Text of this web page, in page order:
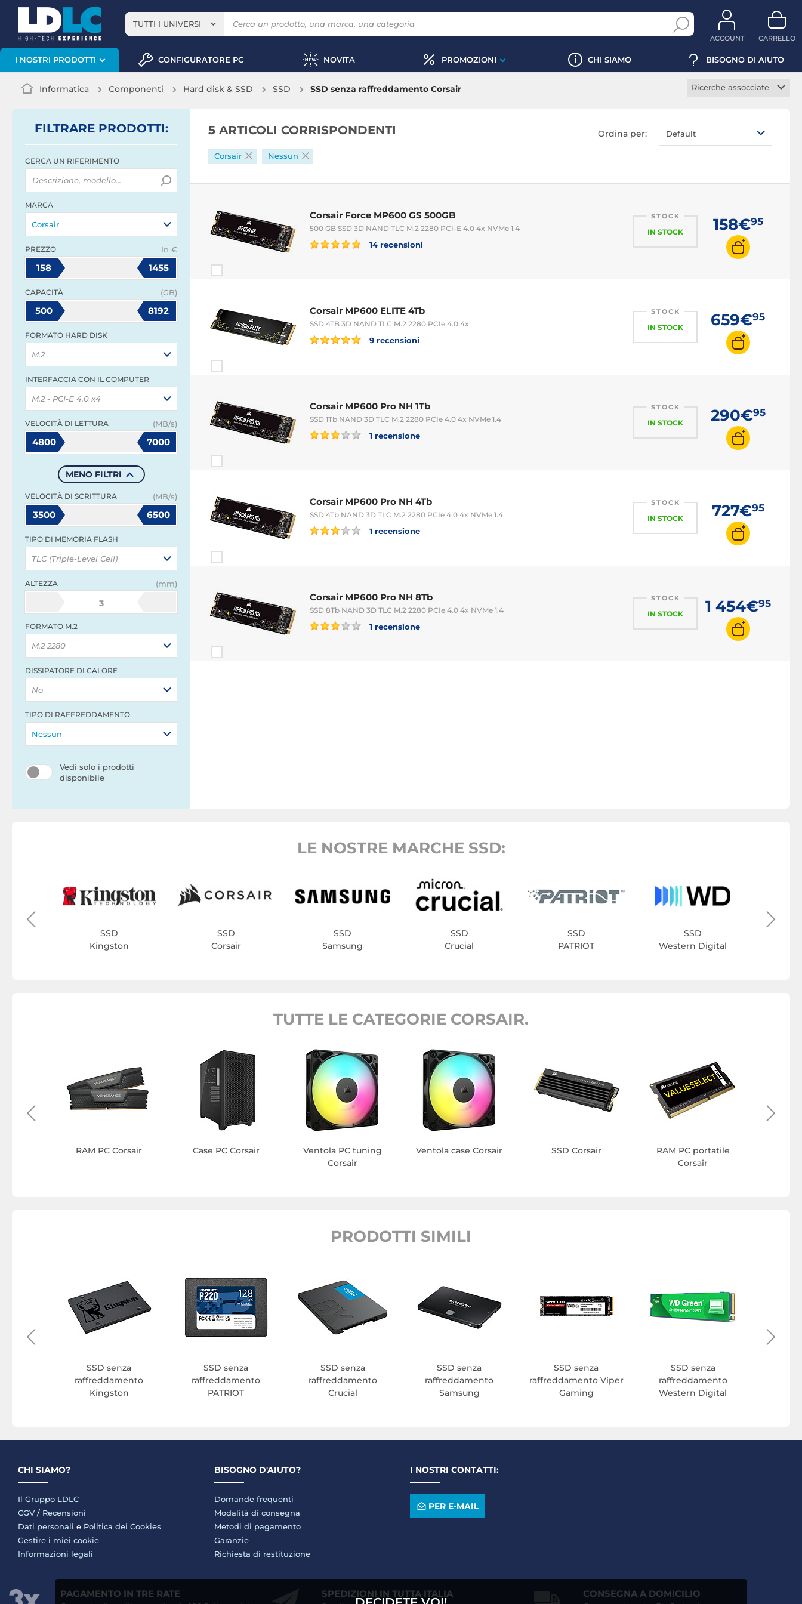
TUTTI I UNIVERSI
ACCOUNT CARRELLO
I NOSTRI PRODOTTI CONFIGURATORE PC NOVITA PROMOZIONI CHI SIAMO BISOGNO DI AIUTO
Informatica Componenti Hard disk & SSD SSD SSD senza raffreddamento Corsair
Ricerche assocciate
SSD M.2
SSD 2.5 pollici
SSD 2TB
FILTRARE PRODOTTI:
CERCA UN RIFERIMENTO
MARCA
Corsair
PREZZO In €
158 1455
CAPACITÀ (GB)
500 8192
FORMATO HARD DISK
M.2
INTERFACCIA CON IL COMPUTER
M.2 - PCI-E 4.0 x4
VELOCITÀ DI LETTURA (MB/s)
4800 7000
MENO FILTRI
VELOCITÀ DI SCRITTURA (MB/s)
3500 6500
TIPO DI MEMORIA FLASH
TLC (Triple-Level Cell)
ALTEZZA (mm)
3
FORMATO M.2
M.2 2280
DISSIPATORE DI CALORE
No
TIPO DI RAFFREDDAMENTO
Nessun
Vedi solo i prodotti
disponibile
5 ARTICOLI CORRISPONDENTI Ordina per: Default
Corsair Nessun
Corsair Force MP600 GS 500GB
500 GB SSD 3D NAND TLC M.2 2280 PCI-E 4.0 4x NVMe 1.4
14 recensioni
STOCK
IN STOCK 158€95
Corsair MP600 ELITE 4Tb
SSD 4TB 3D NAND TLC M.2 2280 PCIe 4.0 4x
9 recensioni
STOCK
IN STOCK 659€95
Corsair MP600 Pro NH 1Tb
SSD 1Tb NAND 3D TLC M.2 2280 PCIe 4.0 4x NVMe 1.4
1 recensione
STOCK
IN STOCK 290€95
Corsair MP600 Pro NH 4Tb
SSD 4Tb NAND 3D TLC M.2 2280 PCIe 4.0 4x NVMe 1.4
1 recensione
STOCK
IN STOCK 727€95
Corsair MP600 Pro NH 8Tb
SSD 8Tb NAND 3D TLC M.2 2280 PCIe 4.0 4x NVMe 1.4
1 recensione
STOCK
IN STOCK 1 454€95
LE NOSTRE MARCHE SSD:
SSD
Kingston
SSD
Corsair
SSD
Samsung
SSD
Crucial
SSD
PATRIOT
SSD
Western Digital
TUTTE LE CATEGORIE CORSAIR.
RAM PC Corsair Case PC Corsair
Ventola PC tuning
Corsair
Ventola case Corsair SSD Corsair
RAM PC portatile
Corsair
PRODOTTI SIMILI
SSD senza
raffreddamento
Kingston
SSD senza
raffreddamento
PATRIOT
SSD senza
raffreddamento
Crucial
SSD senza
raffreddamento
Samsung
SSD senza
raffreddamento Viper
Gaming
SSD senza
raffreddamento
Western Digital
CHI SIAMO?
Il Gruppo LDLC
CGV / Recensioni
Dati personali e Politica dei Cookies
Gestire i miei cookie
Informazioni legali
BISOGNO D'AIUTO?
Domande frequenti
Modalità di consegna
Metodi di pagamento
Garanzie
Richiesta di restituzione
I NOSTRI CONTATTI:
PER E-MAIL
PAGAMENTO IN TRE RATE SPEDIZIONI IN TUTTA ITALIA CONSEGNA A DOMICILIO